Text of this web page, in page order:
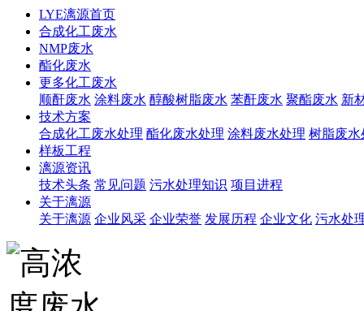
LYE漓源首页
合成化工废水
NMP废水
酯化废水
更多化工废水
顺酐废水 涂料废水 醇酸树脂废水 苯酐废水 聚酯废水 新
技术方案
合成化工废水处理 酯化废水处理 涂料废水处理 树脂废水
样板工程
漓源资讯
技术头条 常见问题 污水处理知识 项目进程
关于漓源
关于漓源 企业风采 企业荣誉 发展历程 企业文化 污水处